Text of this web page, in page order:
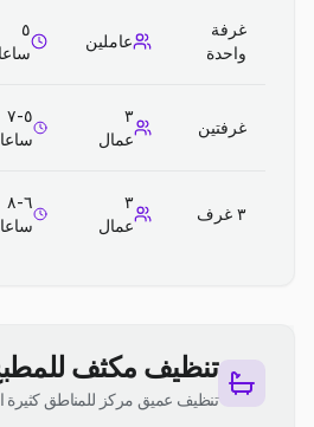
غرفة
واحدة
عاملين
٥
غرفتين
٣
عمال
٥-٧
٣ غرف
٣
عمال
٦-٨
تنظيف مكثف
تنظيف عميق مركز للمناطق كثيرة